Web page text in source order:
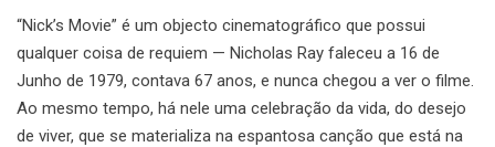
“Nick’s Movie” é um objecto cinematográfico que possui
qualquer coisa de requiem — Nicholas Ray faleceu a 16 de
Junho de 1979, contava 67 anos, e nunca chegou a ver o filme.
Ao mesmo tempo, há nele uma celebração da vida, do desejo
de viver, que se materializa na espantosa canção que está na